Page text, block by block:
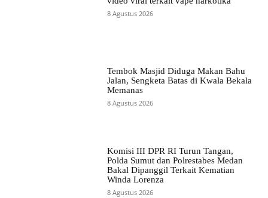
8 Agustus 2026
Tembok Masjid Diduga Makan Bahu
Jalan, Sengketa Batas di Kwala Bekala
Memanas
8 Agustus 2026
Komisi III DPR RI Turun Tangan,
Polda Sumut dan Polrestabes Medan
Bakal Dipanggil Terkait Kematian
Winda Lorenza
8 Agustus 2026